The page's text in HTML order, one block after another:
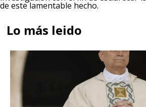
de este lamentable hecho.
Lo más leido